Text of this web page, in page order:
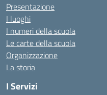
Presentazione
I luoghi
I numeri della scuola
Le carte della scuola
Organizzazione
La storia
I Servizi